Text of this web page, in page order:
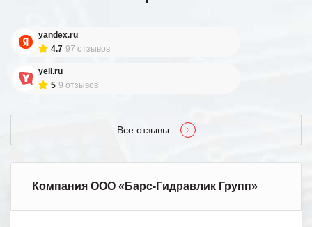
yandex.ru
4.7 97 отзывов
yell.ru
5 9 отзывов
Все отзывы
Компания ООО «Барс-Гидравлик Групп»